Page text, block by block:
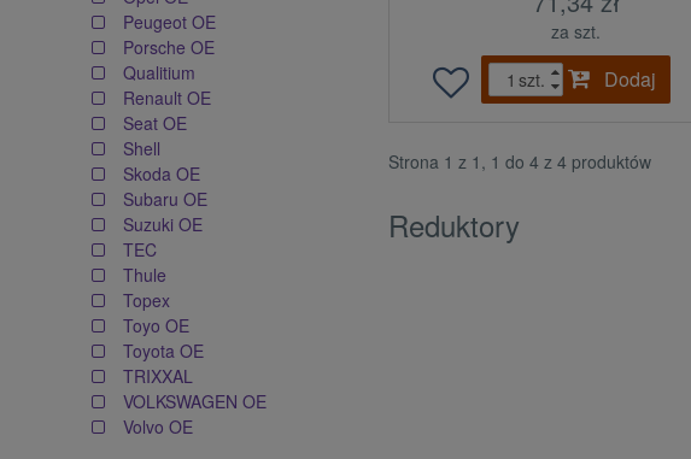
Peugeot OE
Porsche OE
Qualitium
Renault OE
Seat OE
Shell
Skoda OE
Subaru OE
Suzuki OE
TEC
Thule
Topex
Toyo OE
Toyota OE
TRIXXAL
VOLKSWAGEN OE
Volvo OE
za szt.
szt.
Dodaj
Strona 1 z 1, 1 do 4 z 4 produktów
Reduktory